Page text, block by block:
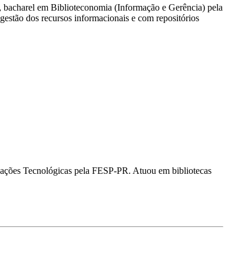
em Biblioteconomia (Informação e Gerência) pela
dos recursos informacionais e com repositórios
Tecnológicas pela FESP-PR. Atuou em bibliotecas